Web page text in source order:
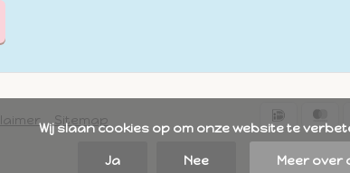
Sitemap
            Wij slaan cookies op om onze website te verbeteren. Is dat akkoord?
Ja Nee Meer over